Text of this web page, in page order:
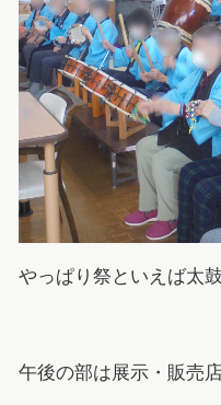
やっぱり祭といえば太鼓
午後の部は展示・販売